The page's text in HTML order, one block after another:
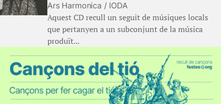
Ars Harmonica / IODA
Aquest CD recull un seguit de músiques locals
que pertanyen a un subconjunt de la música
produït...